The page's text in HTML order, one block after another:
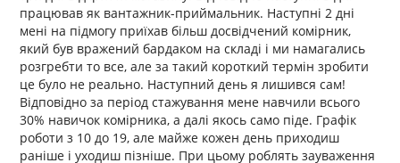
працював як вантажник-приймальник. Наступні 2 дні
мені на підмогу приїхав більш досвідчений комірник,
який був вражений бардаком на складі і ми намагались
розгребти то все, але за такий короткий термін зробити
це було не реально. Наступний день я лишився сам!
Відповідно за період стажування мене навчили всього
30% навичок комірника, а далі якось само піде. Графік
роботи з 10 до 19, але майже кожен день приходиш
раніше і уходиш пізніше. При цьому роблять зауваження